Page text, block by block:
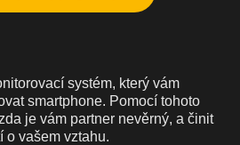
systém, který vám
smartphone. Pomocí tohoto
je vám partner nevěrný, a činit
o vašem vztahu.